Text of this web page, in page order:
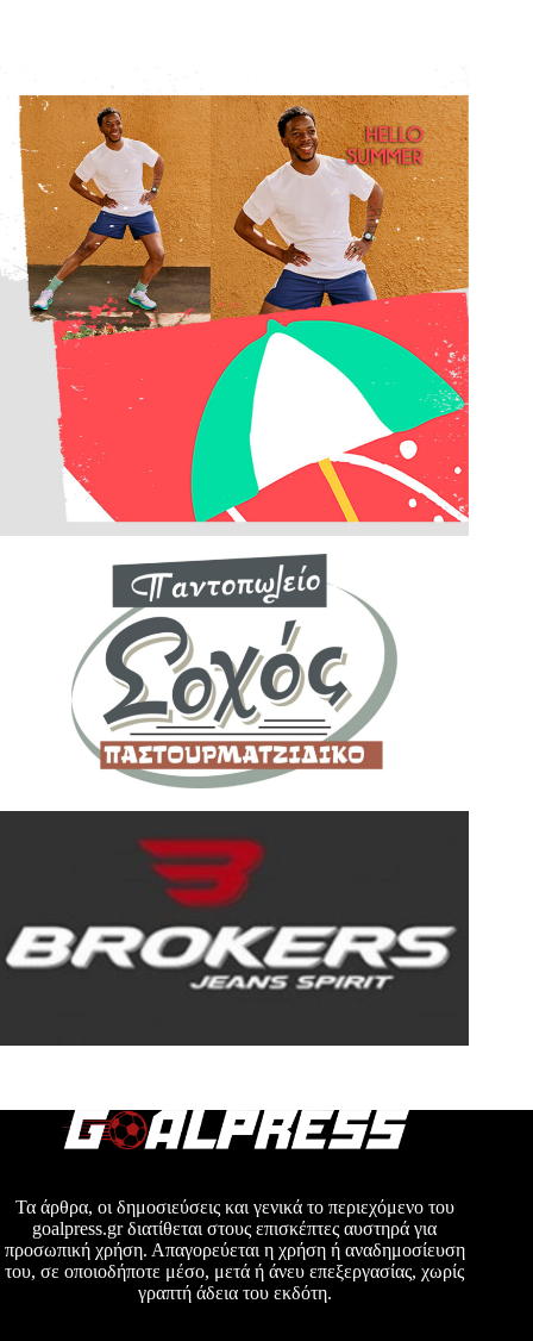
Τα άρθρα, οι δημοσιεύσεις και γενικά το περιεχόμενο του
goalpress.gr διατίθεται στους επισκέπτες αυστηρά για
προσωπική χρήση. Απαγορεύεται η χρήση ή αναδημοσίευση
του, σε οποιοδήποτε μέσο, μετά ή άνευ επεξεργασίας, χωρίς
γραπτή άδεια του εκδότη.